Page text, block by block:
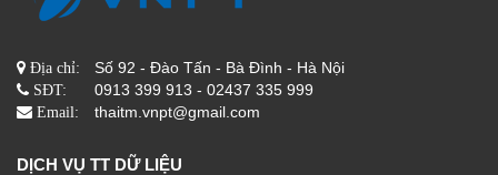
Địa chỉ: Số 92 - Đào Tấn - Bà Đình - Hà Nội
SĐT: 0913 399 913 - 02437 335 999
Email: thaitm.vnpt@gmail.com
DỊCH VỤ TT DỮ LIỆU